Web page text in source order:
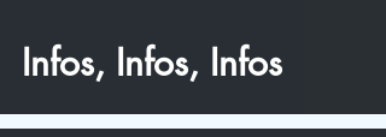
Infos, Infos, Infos